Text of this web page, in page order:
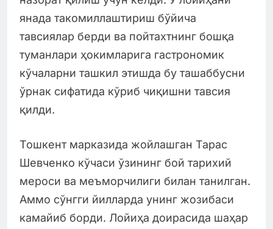
янада такомиллаштириш бўйича
тавсиялар берди ва пойтахтнинг бошқа
туманлари ҳокимларига гастрономик
кўчаларни ташкил этишда бу ташаббусни
ўрнак сифатида кўриб чиқишни тавсия
қилди.
Тошкент марказида жойлашган Тарас
Шевченко кўчаси ўзининг бой тарихий
мероси ва меъморчилиги билан танилган.
Аммо сўнгги йилларда унинг жозибаси
камайиб борди. Лойиҳа доирасида шаҳар